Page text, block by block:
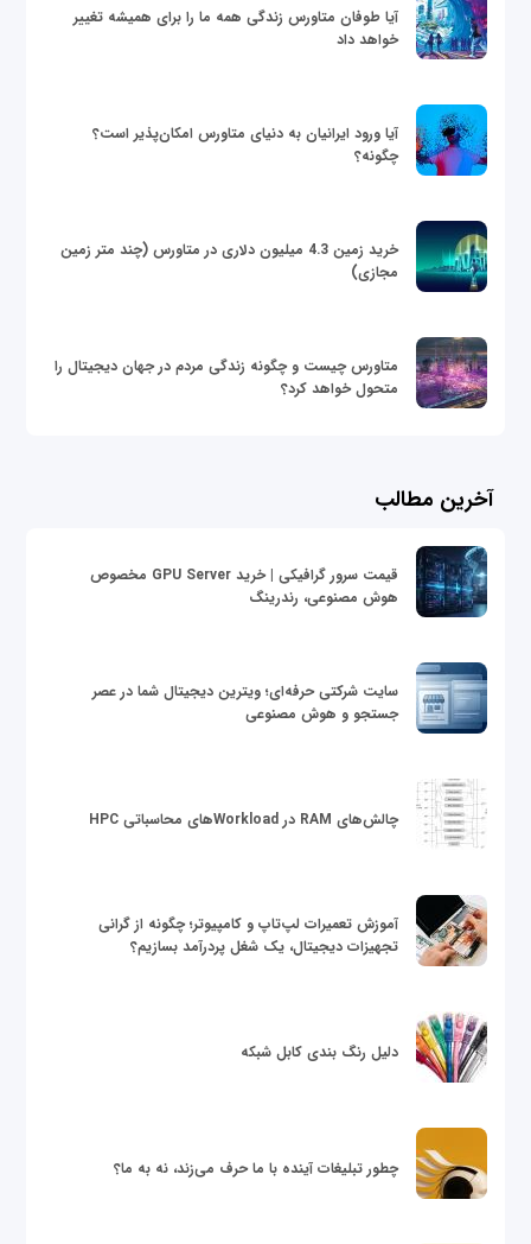
آیا طوفان متاورس زندگی همه ما را برای همیشه تغییر
خواهد داد
آیا ورود ایرانیان به دنیای متاورس امکان‌پذیر است؟
چگونه؟
خرید زمین 4.3 میلیون دلاری در متاورس (چند متر زمین
مجازی)
متاورس چیست و چگونه زندگی مردم در جهان دیجیتال را
متحول خواهد کرد؟
آخرین مطالب
قیمت سرور گرافیکی | خرید GPU Server مخصوص
هوش مصنوعی، رندرینگ
سایت شرکتی حرفه‌ای؛ ویترین دیجیتال شما در عصر
جستجو و هوش مصنوعی
چالش‌های RAM در Workloadهای محاسباتی HPC
آموزش تعمیرات لپ‌تاپ و کامپیوتر؛ چگونه از گرانی
تجهیزات دیجیتال، یک شغل پردرآمد بسازیم؟
دلیل رنگ بندی کابل شبکه
چطور تبلیغات آینده با ما حرف می‌زند، نه به ما؟